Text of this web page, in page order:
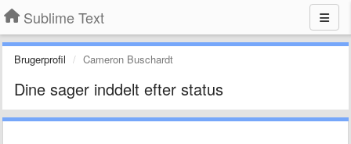
Sublime Text
Brugerprofil Cameron Buschardt
Dine sager inddelt efter status